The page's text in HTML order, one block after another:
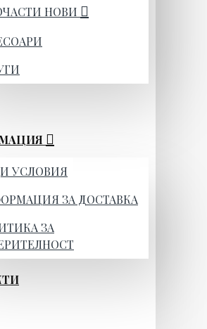
НОВИ
УСЛОВИЯ
ЗА ДОСТАВКА
ЗА